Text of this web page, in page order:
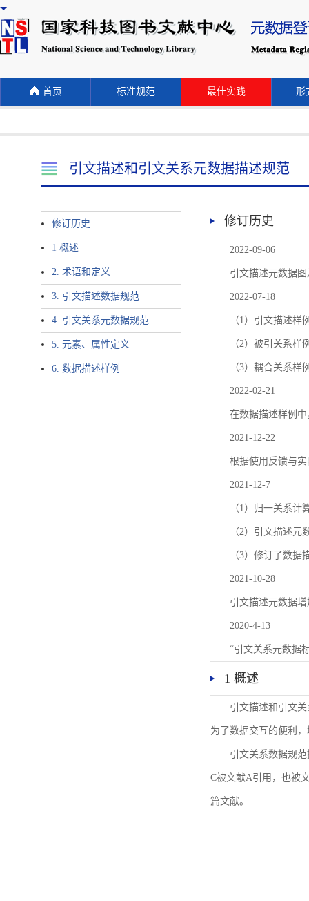
首页 标准规范 最佳实践 形
引文描述和引文关系元数据描述规范
修订历史
1 概述
2. 术语和定义
3. 引文描述数据规范
4. 引文关系元数据规范
5. 元素、属性定义
6. 数据描述样例
修订历史
2022-09-06
引文描述元数据
2022-07-18
（1）引文描述样
（2）被引关系
（3）耦合关系
2022-02-21
在数据描述样例
2021-12-22
根据使用反馈与
2021-12-7
（1）归一关系
（2）引文描述元
（3）修订了数据
2021-10-28
引文描述元数据增
2020-4-13
“引文关系元数据
1 概述
引文描述和引文
为了数据交互的便利
引文关系数据规
C被文献A引用，也被
篇文献。